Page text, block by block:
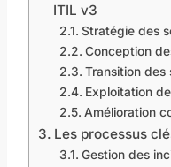
ITIL v3
Stratégie des
Conception
Transition des
Exploitation
Amélioration
Les processus
Gestion des